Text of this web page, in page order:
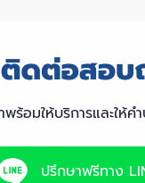
าพร้อมให้บริการและให้
ปรึกษาฟรีทาง